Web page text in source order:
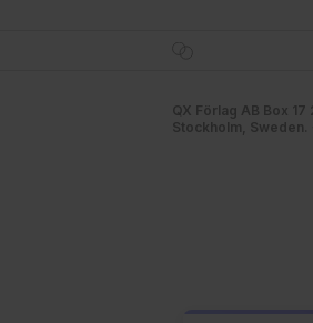
QX Förlag AB Box 17
Stockholm,